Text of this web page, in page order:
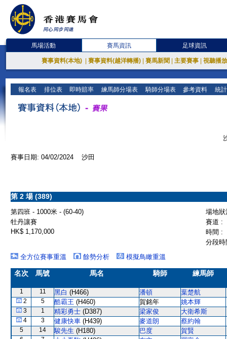
馬場活動 賽馬資訊 足球資訊
賽事資料(本地) 賽事資料(越洋轉播) 賽馬新聞 主要賽事 視聽播
報名表 排位表 即時賠率 練馬師分場表 騎師分場表 參考資料 統
賽事日期: 04/02/2024 沙田
第 2 場 (389)
第四班 - 1000米 - (60-40)
場地
牡丹讓賽
賽道 :
HK$ 1,170,000
時間 :
分段
全方位賽事重溫
餘勢分析 模擬鳥瞰重溫
名次 馬號 馬名 騎師 練馬師
1 11 黑白 (H466) 潘頓 葉楚航
2 5 酷霸王 (H460) 賀銘年 姚本輝
3 1 精彩勇士 (D387) 梁家俊 大衛希斯
4 3 健康快車 (H439) 麥道朗 蔡約翰
5 14 駿先生 (H180) 巴度 賀賢